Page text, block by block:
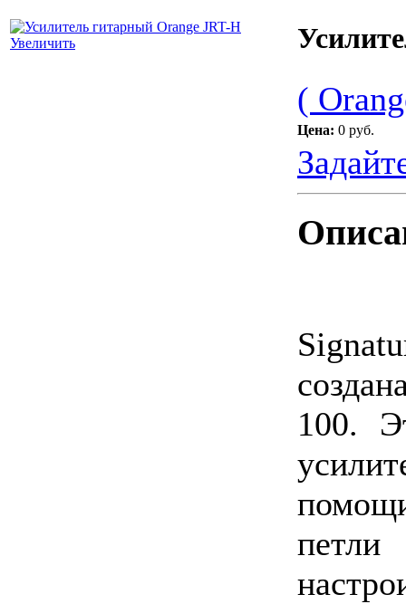
Увеличить
(
Цена: 0 руб.
100.